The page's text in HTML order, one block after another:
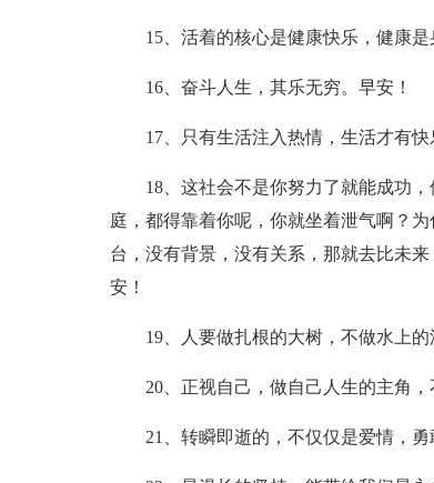
15、活着的核心是健康快乐，健康
16、奋斗人生，其乐无穷。早安！
17、只有生活注入热情，生活才有快
18、这社会不是你努力了就能成功
庭，都得靠着你呢，你就坐着泄气啊？
台，没有背景，没有关系，那就去比未
安！
19、人要做扎根的大树，不做水上
20、正视自己，做自己人生的主角
21、转瞬即逝的，不仅仅是爱情，